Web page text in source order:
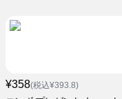
¥358(税込¥393.8)